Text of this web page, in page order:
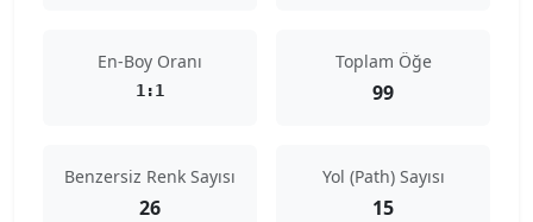
En-Boy Oranı
1:1
Toplam Öğe
99
Benzersiz Renk Sayısı
26
Yol (Path) Sayısı
15